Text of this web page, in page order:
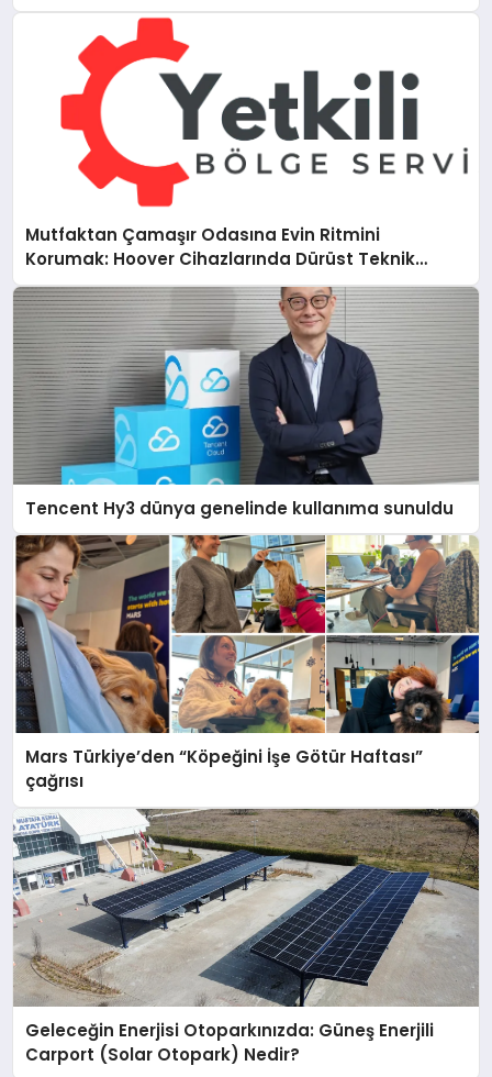
Mutfaktan Çamaşır Odasına Evin Ritmini
Korumak: Hoover Cihazlarında Dürüst Teknik
Destek Deneyimi
Tencent Hy3 dünya genelinde kullanıma sunuldu
Mars Türkiye’den “Köpeğini İşe Götür Haftası”
çağrısı
Geleceğin Enerjisi Otoparkınızda: Güneş Enerjili
Carport (Solar Otopark) Nedir?